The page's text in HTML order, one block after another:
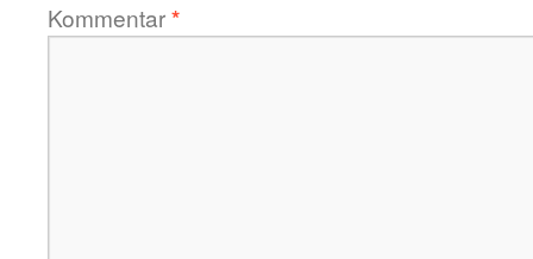
Kommentar*